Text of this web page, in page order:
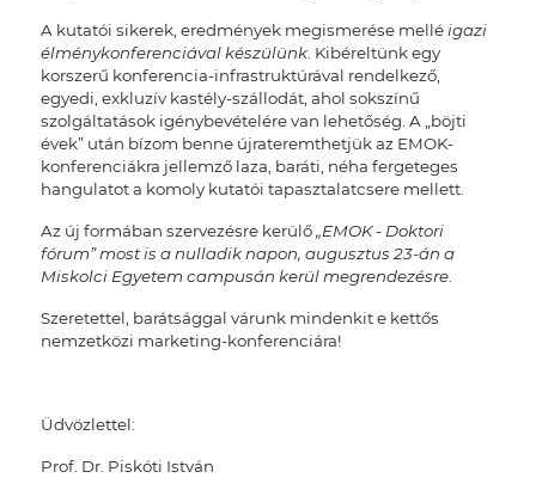
A kutatói sikerek, eredmények megismerése mellé igazi
élménykonferenciával készülünk. Kibéreltünk egy
korszerű konferencia-infrastruktúrával rendelkező,
egyedi, exkluzív kastély-szállodát, ahol sokszínű
szolgáltatások igénybevételére van lehetőség. A „böjti
évek” után bízom benne újrateremthetjük az EMOK-
konferenciákra jellemző laza, baráti, néha fergeteges
hangulatot a komoly kutatói tapasztalatcsere mellett.
Az új formában szervezésre kerülő„EMOK - Doktori
fórum” most is a nulladik napon, augusztus 23-án a
Miskolci Egyetem campusán kerül megrendezésre.
Szeretettel, barátsággal várunk mindenkit e kettős
nemzetközi marketing-konferenciára!
Üdvözlettel:
Prof. Dr. Piskóti István